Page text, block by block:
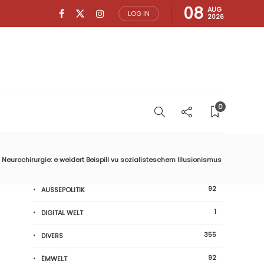
LOG IN 08 AUG
2026
0
Neurochirurgie: e weidert Beispill vu sozialisteschem Illusionismus
AUSSEPOLITIK 92
DIGITAL WELT 1
DIVERS 355
ËMWELT 92